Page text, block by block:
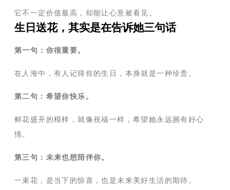
它不一定价值最高，却能让心意被看见。
生日送花，其实是在告诉她三句话
第一句：你很重要。
在人海中，有人记得你的生日，本身就是一种珍贵。
第二句：希望你快乐。
鲜花盛开的模样，就像祝福一样，希望她永远拥有好心
情。
第三句：未来也想陪伴你。
一束花，是当下的惊喜，也是未来美好生活的期待。